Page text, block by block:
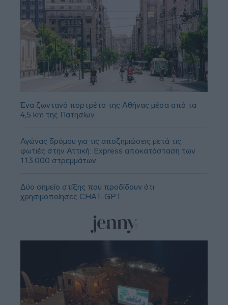
Ένα ζωντανό πορτρέτο της Αθήνας μέσα από τα
4,5 km της Πατησίων
Αγώνας δρόμου για τις αποζημιώσεις μετά τις
φωτιές στην Αττική: Express αποκατάσταση των
113.000 στρεμμάτων
Δύο σημείο στίξης που προδίδουν ότι
χρησιμοποίησες CHAT-GPT